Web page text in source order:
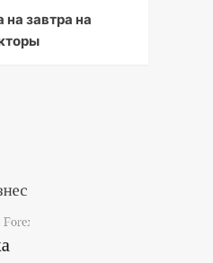
на завтра на